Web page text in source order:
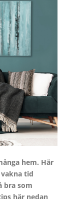
hem. Här
tid
bra som
här nedan